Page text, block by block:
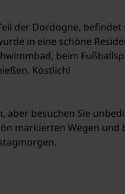
der Dordogne,
in eine schöne
beim
Köstlich!
aber besuchen Sie
markierten Wegen